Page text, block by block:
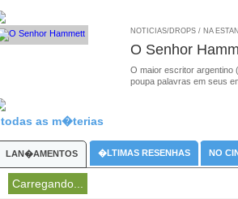
NOTICIAS/DROPS / NA
O Senhor
O maior escritor argentino
poupa palavras em seus
todas as m�terias
LAN�AMENTOS �LTIMAS RESENHAS NO
Carregando...